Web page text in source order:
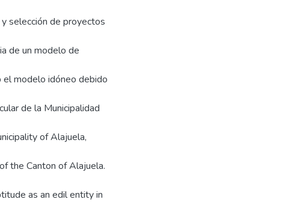
selección de proyectos
de un modelo de
modelo idóneo debido
de la Municipalidad
of Alajuela,
the Canton of Alajuela.
as an edil entity in